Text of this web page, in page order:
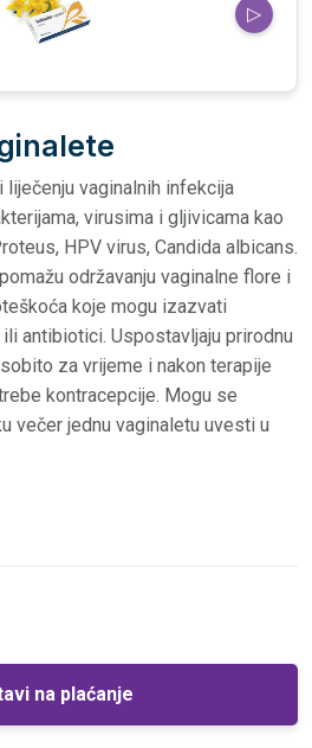
▷
vaginalnih infekcija
virusima i gljivicama kao
HPV virus, Candida albicans.
održavanju vaginalne flore i
koje mogu izazvati
antibiotici. Uspostavljaju prirodnu
za vrijeme i nakon terapije
kontracepcije. Mogu se
večer jednu vaginaletu uvesti u
na plaćanje